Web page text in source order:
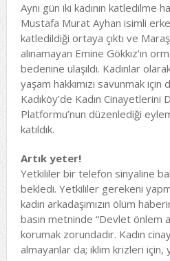
Aynı gün iki kadının katledilme
Mustafa Murat Ayhan isimli
katledildiği ortaya çıktı ve
alınamayan Emine Gökkız’ın
bedenine ulaşıldı. Kadınlar
yaşam hakkımızı savunmak için
Kadıköy’de Kadın Cinayetlerini
Platformu’nun düzenlediği
katıldık.
Artık yeter!
Yetkililer bir telefon sinyaline
bekledi. Yetkililer gerekeni
kadın arkadaşımızın ölüm
basın metninde “Devlet önlem
korumak zorundadır. Kadın
almayanlar da; iklim krizleri için,